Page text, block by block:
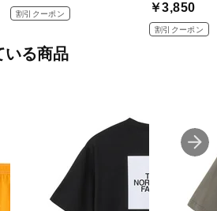
割引クーポン ￥3,850
割引クーポン
いる商品